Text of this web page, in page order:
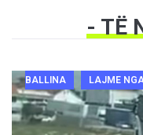
- TË
BALLINA LAJME